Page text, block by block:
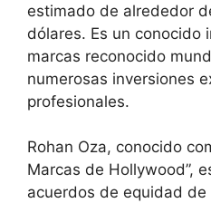
estimado de alrededor
dólares. Es un conocido
marcas reconocido
numerosas inversiones
profesionales.
Rohan Oza, conocido
Marcas de Hollywood”,
acuerdos de equidad